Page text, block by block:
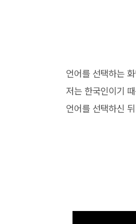
언어를 선택하는
저는 한국인이기
언어를 선택하신 뒤